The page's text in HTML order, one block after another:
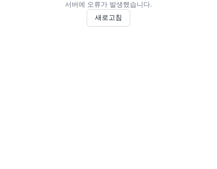
서버에 오류가 발생했습니다.
새로고침